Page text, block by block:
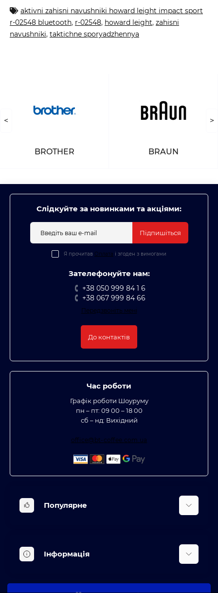
aktivni zahisni navushniki howard leight impact sport
r-02548 bluetooth, r-02548, howard leight, zahisni
navushniki, taktichne sporyadzhennya
<
BROTHER BRAUN
>
Слідкуйте за новинками та акціями:
Підпишіться
Я прочитав Оплата і згоден з вимогами
Зателефонуйте нам:
+38 050 999 84 1 6
+38 067 999 84 66
Передзвоніть мені
До контактів
Час роботи
Графік роботи Шоуруму
пн – пт: 09 00 – 18 00
сб – нд: Вихідний
office@bt-coffee.com.ua
Популярне
Кліматична техніка
Аксесуари та насадки
Косметичні прилади
Інформація